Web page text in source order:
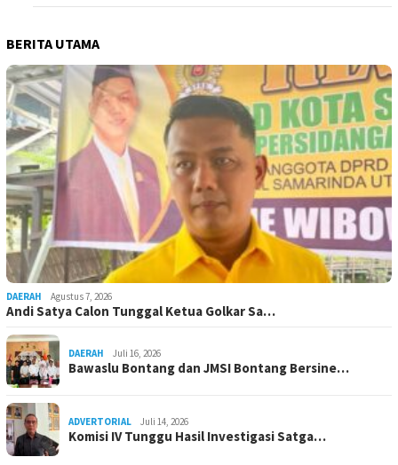
BERITA UTAMA
DAERAH Agustus 7, 2026
Andi Satya Calon Tunggal Ketua Golkar Sa…
DAERAH Juli 16, 2026
Bawaslu Bontang dan JMSI Bontang Bersine…
ADVERTORIAL Juli 14, 2026
Komisi IV Tunggu Hasil Investigasi Satga…